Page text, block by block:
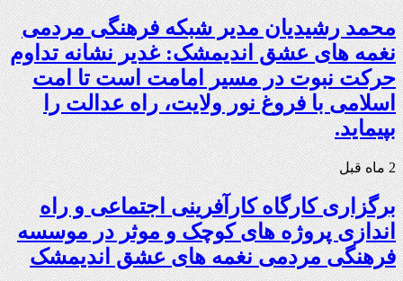
محمد رشیدیان مدیر شبکه فرهنگی مردمی
نغمه های عشق اندیمشک: غدیر نشانه تداوم
حرکت نبوت در مسیر امامت است تا امت
اسلامی با فروغ نور ولایت، راه عدالت را
بپیماید.
2 ماه قبل
برگزاری کارگاه کارآفرینی اجتماعی و راه
اندازی پروژه های کوچک و موثر در موسسه
فرهنگی مردمی نغمه های عشق اندیمشک